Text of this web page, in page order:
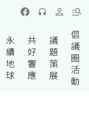
永
續
地
球
共
好
響
應
議
題
策
展
倡
議
圈
活
動